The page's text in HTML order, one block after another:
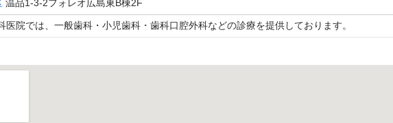
温品1-3-2フォレオ広島東B棟2F
院では、一般歯科・小児歯科・歯科口腔外科などの診療を提供しております。